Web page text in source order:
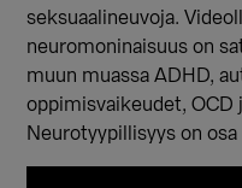
seksuaalineuvoja.
neuromoninaisuus on
muun muassa ADHD,
oppimisvaikeudet,
Neurotyypillisyys on